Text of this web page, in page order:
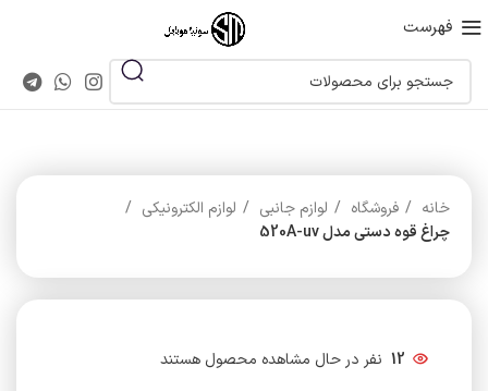
فهرست
خانه فروشگاه لوازم جانبی
لوازم الکترونیکی
چراغ قوه دستی مدل 520A-uv
12 نفر در حال مشاهده محصول هستند